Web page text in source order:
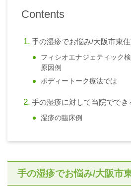
Contents
手の湿疹でお悩み/大阪市東
フィシオエナジェティック
原因例
ボディートーク療法では
手の湿疹に対して当院ででき
湿疹の臨床例
手の湿疹でお悩み/大阪市